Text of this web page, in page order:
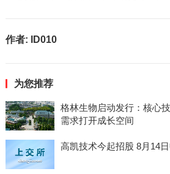
作者: ID010
为您推荐
格林生物启动发行：核心
需求打开成长空间
高凯技术今起招股 8月14